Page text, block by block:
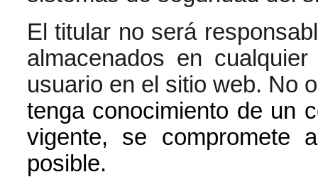
El titular no será
almacenados en
usuario en el sitio web. No
tenga conocimiento de un
vigente, se compromete
posible.